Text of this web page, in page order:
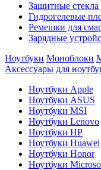
Защитные стекла
Гидрогелевые
Ремешки для
Зарядные
Ноутбуки Моноблоки
Аксессуары для
Ноутбуки Apple
Ноутбуки ASUS
Ноутбуки MSI
Ноутбуки Lenovo
Ноутбуки HP
Ноутбуки Huawei
Ноутбуки Honor
Ноутбуки